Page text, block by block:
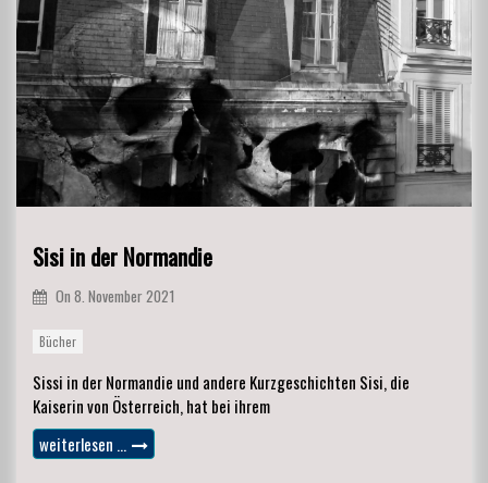
Sisi in der Normandie
On 8. November 2021
Bücher
Sissi in der Normandie und andere Kurzgeschichten Sisi, die
Kaiserin von Österreich, hat bei ihrem
weiterlesen …